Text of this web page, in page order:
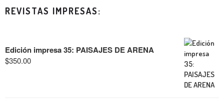
REVISTAS IMPRESAS:
Edición impresa 35: PAISAJES DE ARENA
$350.00